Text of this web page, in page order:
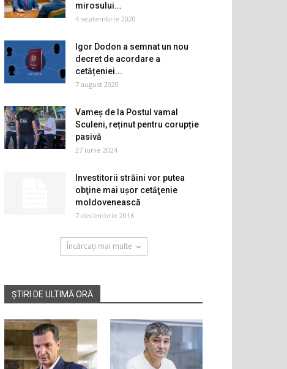
mirosului...
4 septembrie 2020
Igor Dodon a semnat un nou
decret de acordare a
cetățeniei...
7 august 2020
Vameș de la Postul vamal
Sculeni, reținut pentru corupție
pasivă
27 iunie 2024
Investitorii străini vor putea
obţine mai uşor cetăţenie
moldovenească
7 decembrie 2016
Încărcați mai multe
ȘTIRI DE ULTIMĂ ORĂ